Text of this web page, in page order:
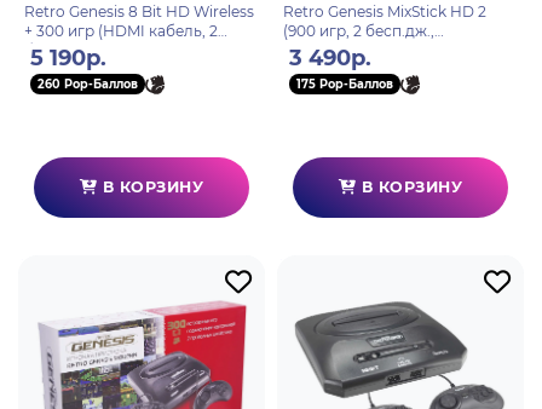
Retro Genesis 8 Bit HD Wireless
+ 300 игр (HDMI кабель, 2
беспроводных джойстика)
5 190р.
260 Pop-Баллов
В КОРЗИНУ
Retro Genesis MixStick HD 2
(900 игр, 2 бесп.дж.,
сохранения, HDMI, 8+16Bit,
Rewind) model: RS8
3 490р.
175 Pop-Баллов
В КОРЗИНУ